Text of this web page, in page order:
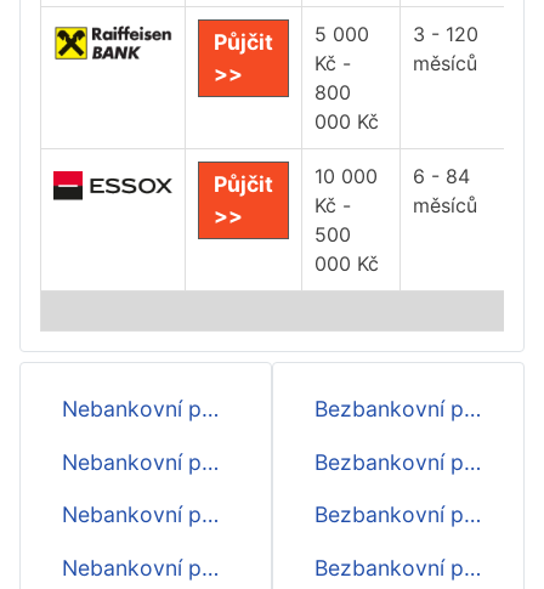
Půjčit
>>
5 000
Kč -
800
000 Kč
3 - 120
měsíců
Půjčit
>>
10 000
Kč -
500
000 Kč
6 - 84
měsíců
Nebankovní půjčky ihned na účet
Nebankovní půjčky - přehed
Nebankovní půjčky ihned
Nebankovní půjčka před výplatou
Bezbankovní půjčky do 20000 Kč
Bezbankovní půjčky do 19000 Kč
Bezbankovní půjčky do 18000 Kč
Bezbankovní půjčky do 17000 Kč